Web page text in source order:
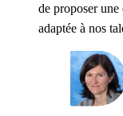
de proposer
adaptée à nos